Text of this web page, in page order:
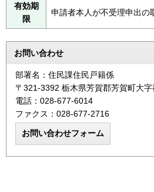
有効期
限
申請者本人が不受理申出の
お問い合わせ
部署名：住民課住民戸籍係
〒321-3392 栃木県芳賀郡芳賀町大
電話：028-677-6014
ファクス：028-677-2716